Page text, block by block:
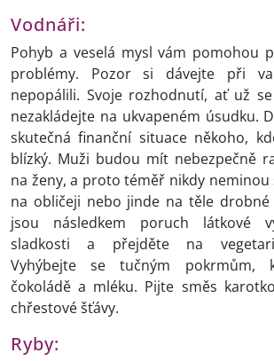
Vodnáři:
Pohyb a veselá mysl vám pomohou
problémy. Pozor si dávejte při
nepopálili. Svoje rozhodnutí, ať už
nezakládejte na ukvapeném úsudku.
skutečná finanční situace někoho,
blízký. Muži budou mít nebezpečně
na ženy, a proto téměř nikdy neminou
na obličeji nebo jinde na těle drobné
jsou následkem poruch látkové
sladkosti a přejděte na
Vyhýbejte se tučným pokrmům,
čokoládě a mléku. Pijte směs
chřestové šťávy.
Ryby: